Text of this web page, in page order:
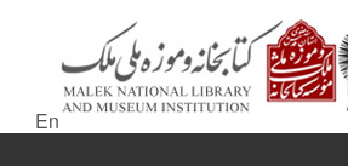
En